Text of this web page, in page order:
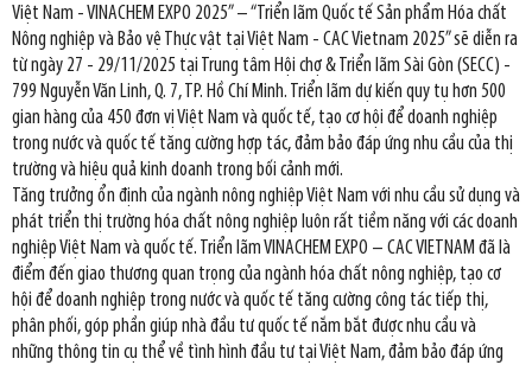
Việt Nam - VINACHEM EXPO 2025” – “Triển lãm Quốc tế Sản phẩm Hóa chất
Nông nghiệp và Bảo vệ Thực vật tại Việt Nam - CAC Vietnam 2025” sẽ diễn ra
từ ngày 27 - 29/11/2025 tại Trung tâm Hội chợ & Triển lãm Sài Gòn (SECC) -
799 Nguyễn Văn Linh, Q. 7, TP. Hồ Chí Minh. Triển lãm dự kiến quy tụ hơn 500
gian hàng của 450 đơn vị Việt Nam và quốc tế, tạo cơ hội để doanh nghiệp
trong nước và quốc tế tăng cường hợp tác, đảm bảo đáp ứng nhu cầu của thị
trường và hiệu quả kinh doanh trong bối cảnh mới.
Tăng trưởng ổn định của ngành nông nghiệp Việt Nam với nhu cầu sử dụng và
phát triển thị trường hóa chất nông nghiệp luôn rất tiềm năng với các doanh
nghiệp Việt Nam và quốc tế. Triển lãm VINACHEM EXPO – CAC VIETNAM đã là
điểm đến giao thương quan trọng của ngành hóa chất nông nghiệp, tạo cơ
hội để doanh nghiệp trong nước và quốc tế tăng cường công tác tiếp thị,
phân phối, góp phần giúp nhà đầu tư quốc tế nắm bắt được nhu cầu và
những thông tin cụ thể về tình hình đầu tư tại Việt Nam, đảm bảo đáp ứng